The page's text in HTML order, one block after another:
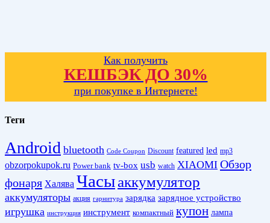
Как получить
КЕШБЭК ДО 30%
при покупке в Интернете!
Теги
Android bluetooth Code Coupon Discount featured led mp3
obzorpokupok.ru Power bank tv-box usb watch XIAOMI Обзор
фонаря Халява Часыаккумулятор
аккумуляторы акция гарнитура зарядка зарядное устройство
игрушка инструкция инструмент компактный купон лампа